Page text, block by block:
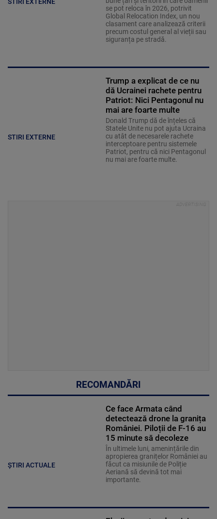
se pot reloca în 2026, potrivit
Global Relocation Index, un nou
clasament care analizează criterii
precum costul general al vieții sau
siguranța pe stradă.
STIRI EXTERNE
Trump a explicat de ce nu
dă Ucrainei rachete pentru
Patriot: Nici Pentagonul nu
mai are foarte multe
Donald Trump dă de înțeles că
Statele Unite nu pot ajuta Ucraina
cu atât de necesarele rachete
interceptoare pentru sistemele
Patriot, pentru că nici Pentagonul
nu mai are foarte multe.
RECOMANDĂRI
ȘTIRI ACTUALE
Ce face Armata când
detectează drone la granița
României. Piloții de F-16 au
15 minute să decoleze
În ultimele luni, amenințările din
apropierea granițelor României au
făcut ca misiunile de Poliție
Aeriană să devină tot mai
importante.